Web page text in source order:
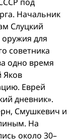
Начальник
Слуцкий
для
советника
одно время
Яков
Еврей
дневник».
Смушкевич и
На
около 30–